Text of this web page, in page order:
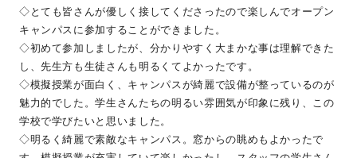
◇とても皆さんが優しく接してくださったので楽しんでオープン
キャンパスに参加することができました。
◇初めて参加しましたが、分かりやすく大まかな事は理解できた
し、先生方も生徒さんも明るくてよかったです。
◇模擬授業が面白く、キャンパスが綺麗で設備が整っているのが
魅力的でした。学生さんたちの明るい雰囲気が印象に残り、この
学校で学びたいと思いました。
◇明るく綺麗で素敵なキャンパス。窓からの眺めもよかったで